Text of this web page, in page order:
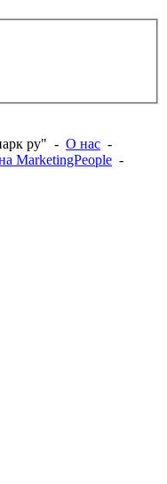
ру" - О нас -
MarketingPeople -